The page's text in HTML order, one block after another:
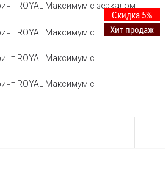
Скидка 5%
Хит продаж